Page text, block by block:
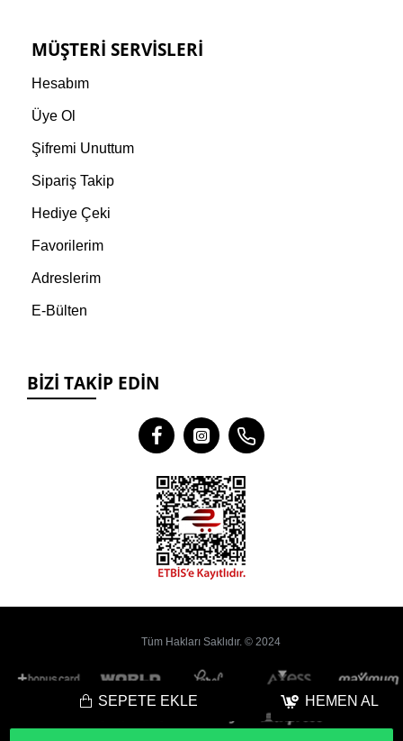
SEPETE EKLE HEMEN AL
MÜŞTERI SERVISLERI
Hesabım
Üye Ol
Şifremi Unuttum
Sipariş Takip
Hediye Çeki
Favorilerim
Adreslerim
E-Bülten
BIZI TAKIP EDIN
Tüm Hakları Saklıdır. © 2024